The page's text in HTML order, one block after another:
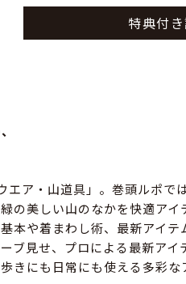
特典付
エア・山道具」。巻頭ルポで
の美しい山のなかを快適アイ
本や着まわし術、最新アイテ
ブ見せ、プロによる最新アイ
きにも日常にも使える多彩な